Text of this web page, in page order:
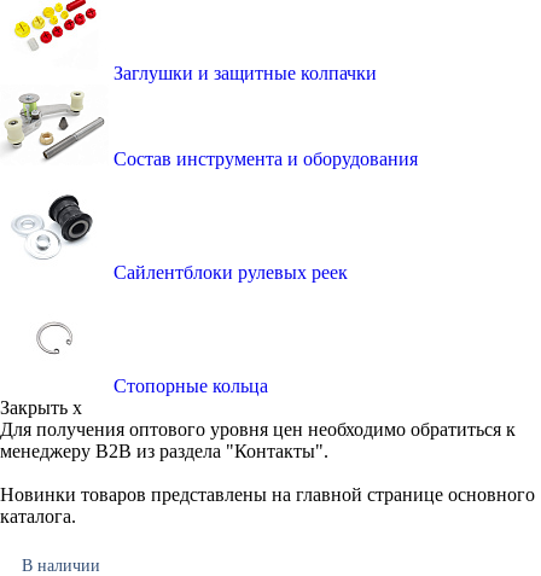
Заглушки и защитные колпачки
Состав инструмента и оборудования
Сайлентблоки рулевых реек
Стопорные кольца
Закрыть x
Для получения оптового уровня цен необходимо обратиться к
менеджеру B2B из раздела "Контакты".
Новинки товаров представлены на главной странице основного
каталога.
В наличии